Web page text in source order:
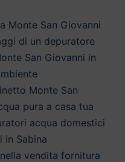
Monte San Giovanni
di un depuratore
San Giovanni in
Monte San
pura a casa tua
acqua domestici
in Sabina
vendita fornitura